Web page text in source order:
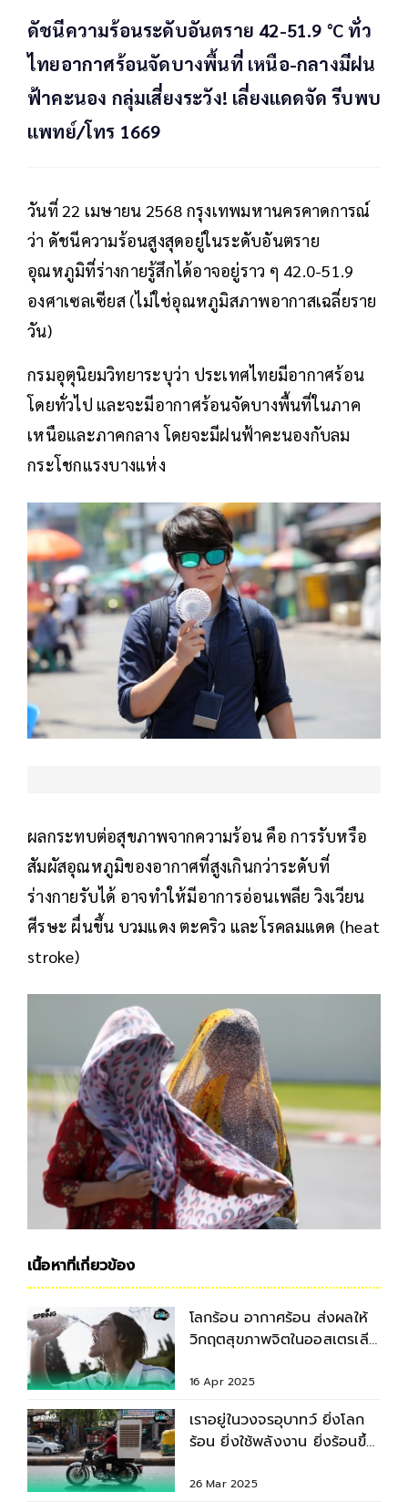
ดัชนีความร้อนระดับอันตราย 42-51.9 °C ทั่ว
ไทยอากาศร้อนจัดบางพื้นที่ เหนือ-กลางมีฝน
ฟ้าคะนอง กลุ่มเสี่ยงระวัง! เลี่ยงแดดจัด รีบพบ
แพทย์/โทร 1669
วันที่ 22 เมษายน 2568 กรุงเทพมหานครคาดการณ์
ว่า ดัชนีความร้อนสูงสุดอยู่ในระดับอันตราย
อุณหภูมิที่ร่างกายรู้สึกได้อาจอยู่ราว ๆ 42.0-51.9
องศาเซลเซียส (ไม่ใช่อุณหภูมิสภาพอากาสเฉลี่ยราย
วัน)
กรมอุตุนิยมวิทยาระบุว่า ประเทศไทยมีอากาศร้อน
โดยทั่วไป และจะมีอากาศร้อนจัดบางพื้นที่ในภาค
เหนือและภาคกลาง โดยจะมีฝนฟ้าคะนองกับลม
กระโชกแรงบางแห่ง
ผลกระทบต่อสุขภาพจากความร้อน คือ การรับหรือ
สัมผัสอุณหภูมิของอากาศที่สูงเกินกว่าระดับที่
ร่างกายรับได้ อาจทำให้มีอาการอ่อนเพลีย วิงเวียน
ศีรษะ ผื่นขึ้น บวมแดง ตะคริว และโรคลมแดด (heat
stroke)
เนื้อหาที่เกี่ยวข้อง
โลกร้อน อากาศร้อน ส่งผลให้
วิกฤตสุขภาพจิตในออสเตรเลีย
16 Apr 2025
เราอยู่ในวงจรอุบาทว์ ยิ่งโลก
ร้อน ยิ่งใช้พลังงาน ยิ่งร้อนขึ้น
26 Mar 2025